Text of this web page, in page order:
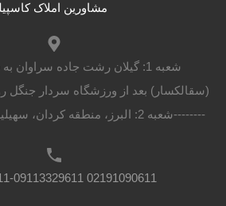
مشاورین املاک
شعبه 1: گیلان رشت جاده سراوان
(سقالکسار) بعد از ورزشگاه سردار جنگل
--------شعبه 2: البرز، منطقه کردان، سهیلیه، خ ولیعصر، سنقرآباد
02191090611 09120259611-09113329611